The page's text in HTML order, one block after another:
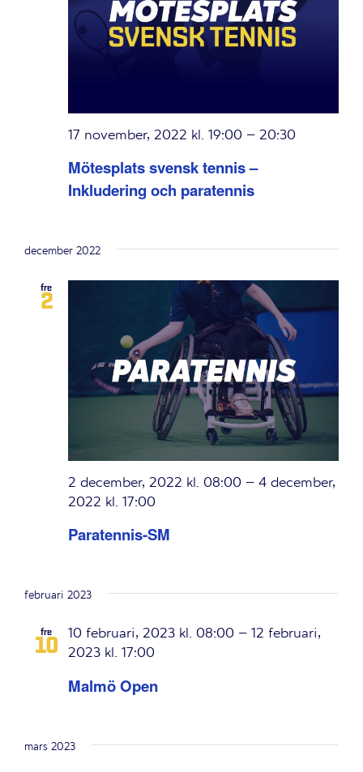
Mötesplats svensk tennis –
Inkludering och paratennis
17 november, 2022 kl. 19:00 – 20:30
december 2022
fre
2
Paratennis-SM
2 december, 2022 kl. 08:00 – 4 december,
2022 kl. 17:00
februari 2023
fre
10
Malmö Open
10 februari, 2023 kl. 08:00 – 12 februari,
2023 kl. 17:00
mars 2023